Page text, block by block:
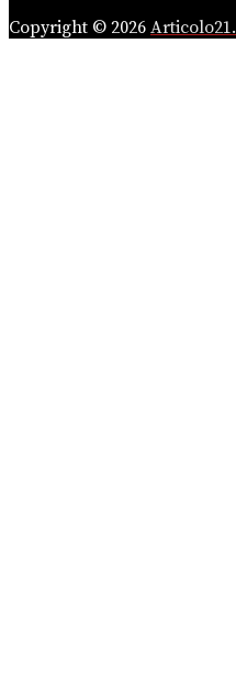
Copyright © 2026 Articolo21.